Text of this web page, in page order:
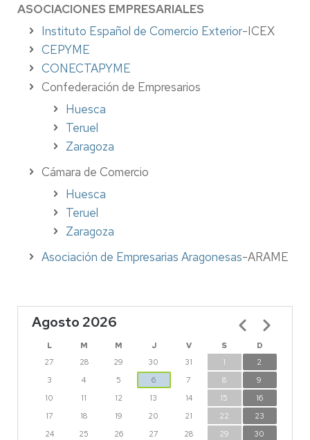
ASOCIACIONES EMPRESARIALES
Instituto Español de Comercio Exterior-ICEX
CEPYME
CONECTAPYME
Confederación de Empresarios
Huesca
Teruel
Zaragoza
Cámara de Comercio
Huesca
Teruel
Zaragoza
Asociación de Empresarias Aragonesas-ARAME
Agosto 2026
L M M J V S
D
27
28 29 30 31 1
2
3
4 5 6 7 8
9
10
11 12 13 14 15
16
17
18 19 20 21 22
23
24
25 26 27 28 29 30
Paginación